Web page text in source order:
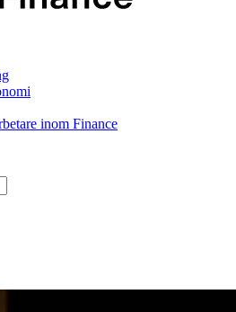
inom Finance